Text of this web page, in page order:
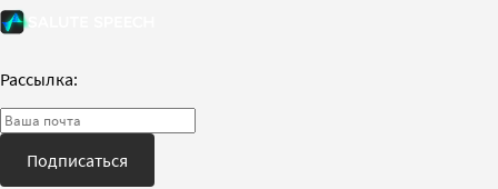
Рассылка:
Подписаться